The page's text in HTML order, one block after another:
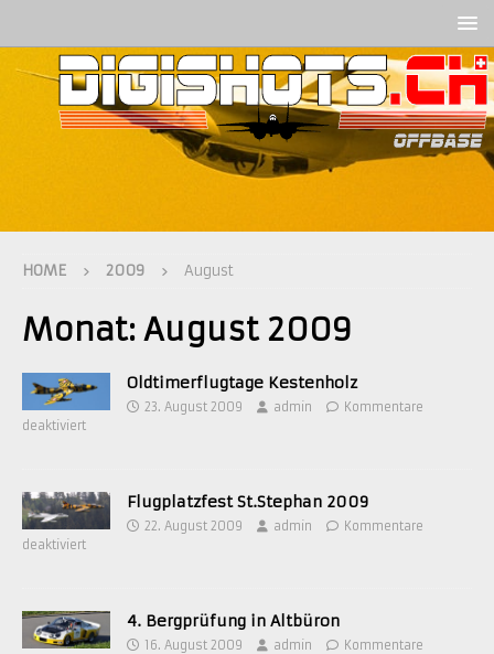
HOME 2009 August
Monat: August 2009
Oldtimerflugtage Kestenholz
23. August 2009 admin
Kommentare
deaktiviert
Flugplatzfest St.Stephan 2009
22. August 2009 admin
Kommentare
deaktiviert
4. Bergprüfung in Altbüron
16. August 2009 admin
Kommentare